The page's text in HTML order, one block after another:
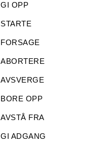
GI OPP
STARTE
FORSAGE
ABORTERE
AVSVERGE
BORE OPP
AVSTÅ FRA
GI ADGANG